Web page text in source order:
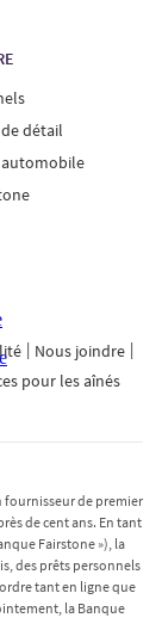
Man. et au
de
allez sur
garantis
être
de fonds
trois
douze mois,
limité aux
par téléphone
ligne via les
détail
Nous joindre
pour les aînés
fournisseur de premier
de cent ans. En tant
Fairstone »), la
des prêts personnels
tant en ligne que
la Banque